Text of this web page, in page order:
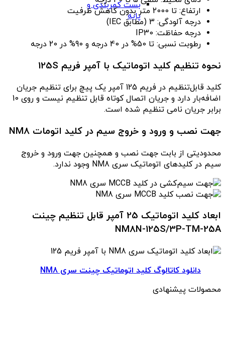
بست کمربندی و
پایه
ارتفاع: تا 2000 متر بدون کاهش ظرفیت
درجه آلودگی: 3 (مطابق IEC)
درجه حفاظت: IP30
رطوبت نسبی: تا 50% در 40 درجه و 90% در 20 درجه
نحوه تنظیم کلید اتوماتیک با آمپر فریم 125S
کلید قابل‌تنظیم در فریم 125 آمپر یک پیچ برای تنظیم جریان
اضافه‌بار دارد و جریان اتصال کوتاه قابل تنظیم نیست و روی 10
برابر جریان نامی تنظیم شده است.
جهت نصب و ورود و خروج سیم در کلید اتومات NM8
محدودیتی از بابت جهت نصب و همچنین جهت ورود و خروج
سیم در کلیدهای اتوماتیک سری NM8 وجود ندارد.
ابعاد کلید اتوماتیک 25 آمپر قابل تنظیم چینت
NM8N-125S/3P-TM-25A
دانلود کاتالوگ کلید اتوماتیک چینت سری NM8
محصولات پیشنهادی